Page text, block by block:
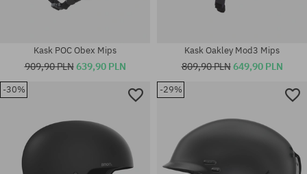
Kask POC Obex Mips
909,90 PLN639,90 PLN
Kask Oakley Mod3 Mips
809,90 PLN649,90 PLN
-30% -29%